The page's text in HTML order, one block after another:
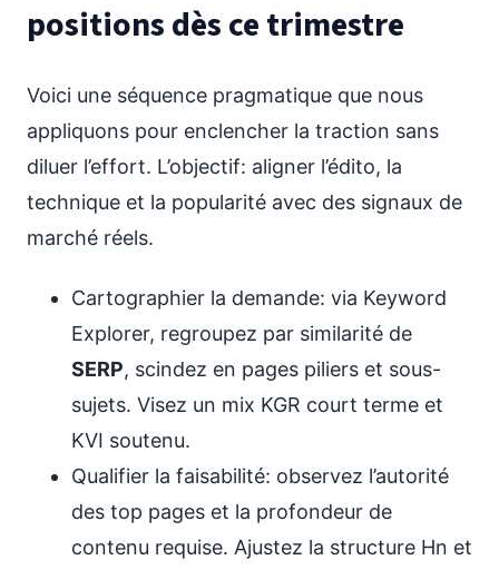
positions dès ce trimestre
Voici une séquence pragmatique que nous
appliquons pour enclencher la traction sans
diluer l’effort. L’objectif: aligner l’édito, la
technique et la popularité avec des signaux de
marché réels.
Cartographier la demande: via Keyword
Explorer, regroupez par similarité de
SERP, scindez en pages piliers et sous-
sujets. Visez un mix KGR court terme et
KVI soutenu.
Qualifier la faisabilité: observez l’autorité
des top pages et la profondeur de
contenu requise. Ajustez la structure Hn et